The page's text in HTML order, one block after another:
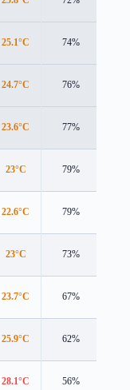
25.1°C 74%
24.7°C 76%
23.6°C 77%
23°C 79%
22.6°C 79%
23°C 73%
23.7°C 67%
25.9°C 62%
28.1°C 56%